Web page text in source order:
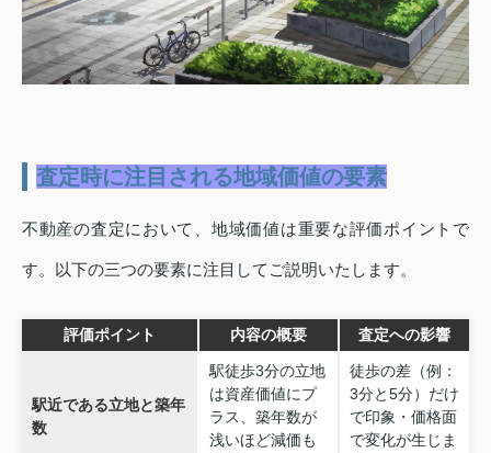
査定時に注目される地域価値の要素
不動産の査定において、地域価値は重要な評価ポイントで
す。以下の三つの要素に注目してご説明いたします。
評価ポイント 内容の概要 査定への影響
駅近である立地と築年
数
駅徒歩3分の立地
は資産価値にプ
ラス、築年数が
浅いほど減価も
徒歩の差（例：
3分と5分）だけ
で印象・価格面
で変化が生じま